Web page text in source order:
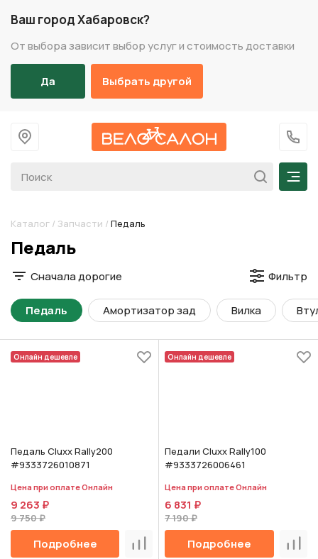
Ваш город Хабаровск?
От выбора зависит выбор услуг и стоимость доставки
Да Выбрать другой
На главную
+7
Каталог / Запчасти / Педаль
Разделы каталога
Педаль
Сначала дорогие Фильтр
Амортизатор зад Вилка
Педаль
Онлайн дешевле
Педаль Cluxx Rally200
#9333726010871
Цена при оплате Онлайн
9 263 ₽
9 750 ₽
Подробнее Сравнить
Онлайн дешевле
Педали Cluxx Rally100
#9333726006461
Цена при оплате Онлайн
6 831 ₽
7 190 ₽
Подробнее